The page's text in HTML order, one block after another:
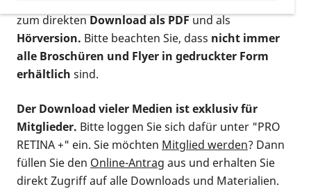
zum direktenDownload als PDFund als
Hörversion. Bitte beachten Sie, dass nicht immer
alle Broschüren und Flyer in gedruckter Form
erhältlich sind.
Der Download vieler Medien ist exklusiv für
Mitglieder. Bitte loggen Sie sich dafür unter "PRO
RETINA +" ein. Sie möchten Mitglied werden? Dann
füllen Sie den Online-Antrag aus und erhalten Sie
direkt Zugriff auf alle Downloads und Materialien.